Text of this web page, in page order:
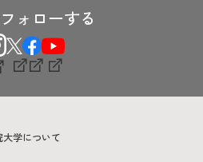
ォローする
大学について